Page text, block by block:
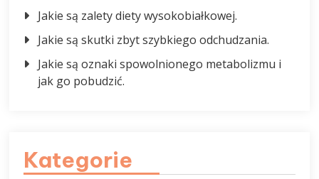
Jakie są zalety diety wysokobiałkowej.
Jakie są skutki zbyt szybkiego odchudzania.
Jakie są oznaki spowolnionego metabolizmu i
jak go pobudzić.
Kategorie